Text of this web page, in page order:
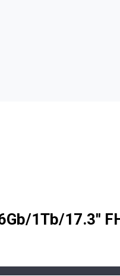
1Tb/17.3''